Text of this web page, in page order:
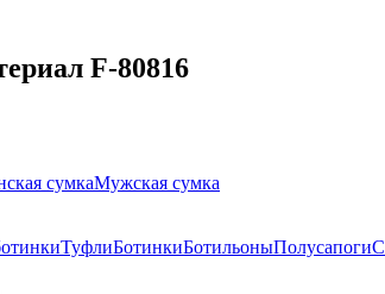
F-80816
сумкаМужская сумка
ТуфлиБотинкиБотильоныПолусапоги